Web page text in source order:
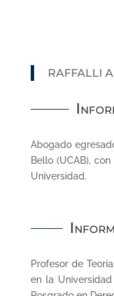
RAFFALLI
Abogado
Bello (UCAB),
Universidad.
Profesor de
en la